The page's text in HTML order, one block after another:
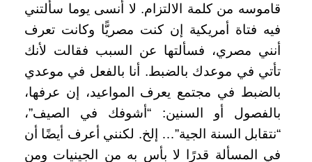
قاموسه من كلمة الالتزام. لا أنسى يوما سألتني
فيه فتاة أمريكية إن كنت مصريًّا وكانت تعرف
أنني مصري، فسألتها عن السبب فقالت لأنك
تأتي في موعدك بالضبط. أنا بالفعل في موعدي
بالضبط في مجتمع يعرف المواعيد، إن عرفها،
بالفصول أو السنين: “أشوفك في الصيف”،
“نتقابل السنة الجية”… إلخ. لكنني أعرف أيضًا أن
في المسألة قدرًا لا بأس به من الجينيات ومن